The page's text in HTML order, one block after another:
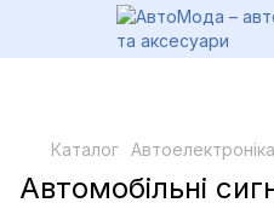
Каталог Автоелектроніка
Автомобільні